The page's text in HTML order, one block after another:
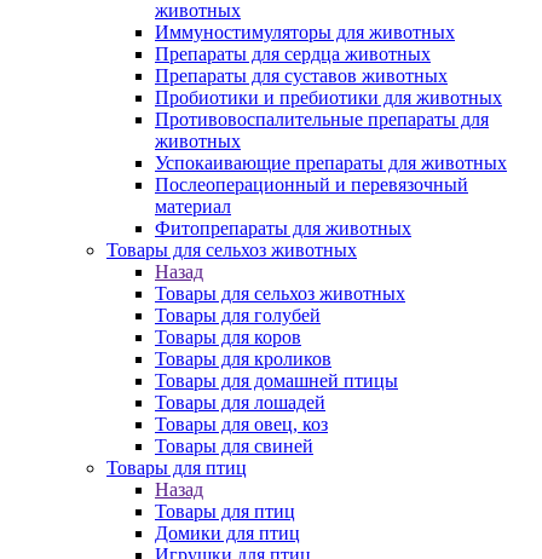
животных
Иммуностимуляторы для животных
Препараты для сердца животных
Препараты для суставов животных
Пробиотики и пребиотики для животных
Противовоспалительные препараты для
животных
Успокаивающие препараты для животных
Послеоперационный и перевязочный
материал
Фитопрепараты для животных
Товары для сельхоз животных
Назад
Товары для сельхоз животных
Товары для голубей
Товары для коров
Товары для кроликов
Товары для домашней птицы
Товары для лошадей
Товары для овец, коз
Товары для свиней
Товары для птиц
Назад
Товары для птиц
Домики для птиц
Игрушки для птиц